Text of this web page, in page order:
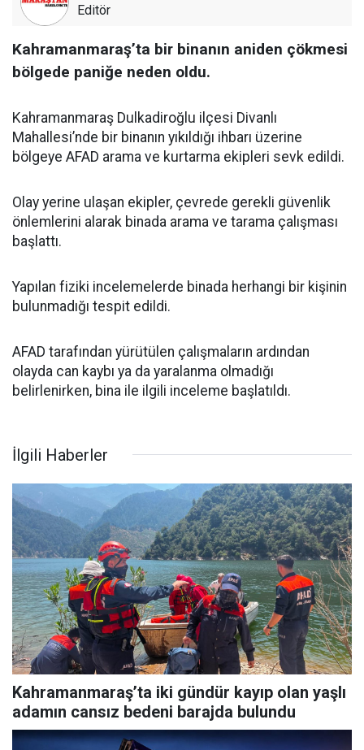
Editör
Kahramanmaraş’ta bir binanın aniden çökmesi
bölgede paniğe neden oldu.
Kahramanmaraş Dulkadiroğlu ilçesi Divanlı
Mahallesi’nde bir binanın yıkıldığı ihbarı üzerine
bölgeye AFAD arama ve kurtarma ekipleri sevk edildi.
Olay yerine ulaşan ekipler, çevrede gerekli güvenlik
önlemlerini alarak binada arama ve tarama çalışması
başlattı.
Yapılan fiziki incelemelerde binada herhangi bir kişinin
bulunmadığı tespit edildi.
AFAD tarafından yürütülen çalışmaların ardından
olayda can kaybı ya da yaralanma olmadığı
belirlenirken, bina ile ilgili inceleme başlatıldı.
İlgili Haberler
Kahramanmaraş’ta iki gündür kayıp olan yaşlı
adamın cansız bedeni barajda bulundu